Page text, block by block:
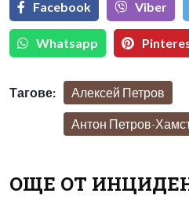
Facebook Viber
Whatsapp
Тагове: Алексей Петров
Антон Петров-
ОЩЕ ОТ